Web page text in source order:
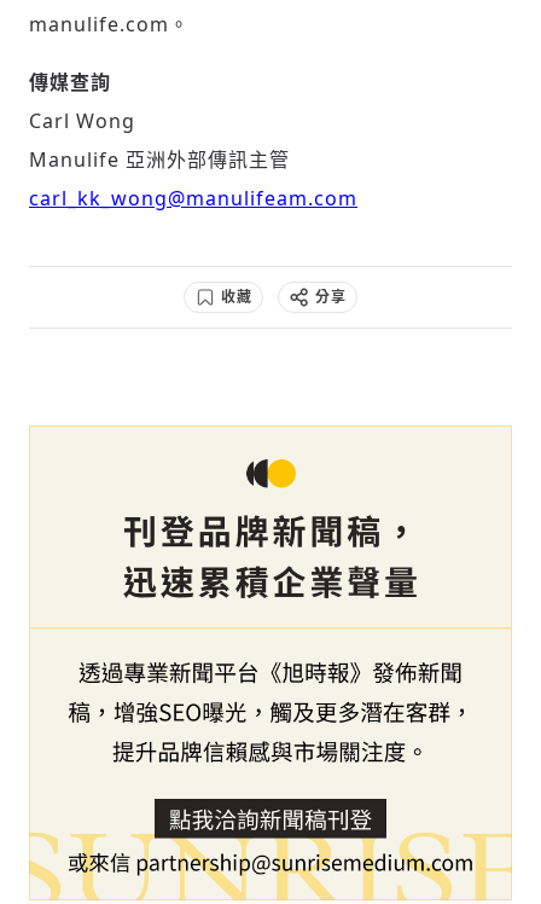
manulife.com。
傳媒查詢
Carl Wong
Manulife 亞洲外部傳訊主管
carl_kk_wong@manulifeam.com
收藏 分享